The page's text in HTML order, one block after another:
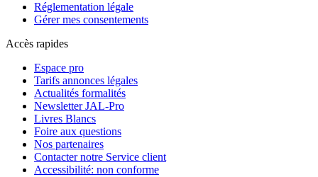
Réglementation légale
Gérer mes consentements
Accès rapides
Espace pro
Tarifs annonces légales
Actualités formalités
Newsletter JAL-Pro
Livres Blancs
Foire aux questions
Nos partenaires
Contacter notre Service client
Accessibilité: non conforme